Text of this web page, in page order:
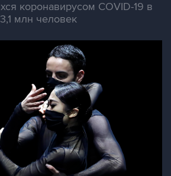
коронавирусом COVID-19 в
млн человек